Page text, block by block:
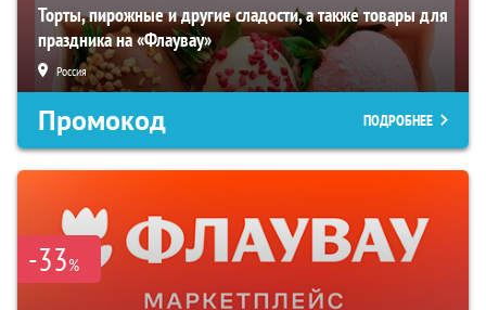
Торты, пирожные и другие сладости, а также товары для
праздника на «Флаувау»
Россия
Промокод ПОДРОБНЕЕ
-33%